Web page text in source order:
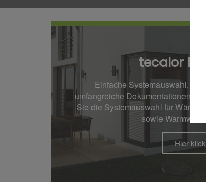
tecalor
Einfache Systemauswahl,
umfangreiche Dokumentationen.
Sie die Systemauswahl für
sowie
Hier